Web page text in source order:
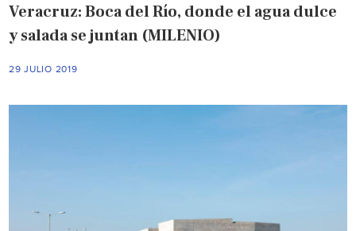
Veracruz: Boca del Río, donde el agua dulce
y salada se juntan (MILENIO)
29 JULIO 2019